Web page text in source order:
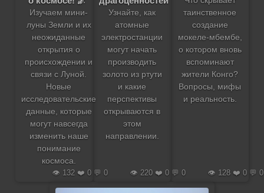
Изучаем мини-
луны Земли и их
неожиданные
открытия о
происхождении и
связи с Луной.
Новые
исследовательские
данные, которые
могут навсегда
изменить наше
понимание
космоса.
👁️ 132 ❤️ 0 💬 0
Узнайте, как
атомные
электростанции
могут начать
производить
золото из ртути
и какие
перспективы
открываются в
этом
направлении.
👁️ 220 ❤️ 0 💬 0
таинственное
создание
мокеле-мбембе,
о котором вновь
вспоминают
жители Конго?
Вопросы, мифы
и реальность.
👁️ 128 ❤️ 0 💬 0